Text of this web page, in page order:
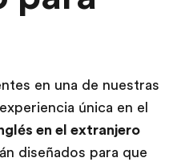
en una de nuestras
única en el
en el extranjero
diseñados para que